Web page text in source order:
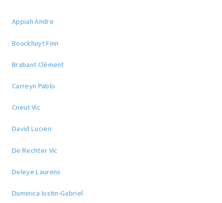
Appiah Andre
Bouckhuyt Finn
Brabant Clément
Carreyn Pablo
Cneut Vic
David Lucien
De Rechter Vic
Deleye Laurens
Duminica Iustin-Gabriel